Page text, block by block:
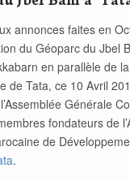
annonces faites en
du Géoparc du Jbel
en parallèle de
de Tata, ce 10 Avril
Générale
fondateurs de
de
.